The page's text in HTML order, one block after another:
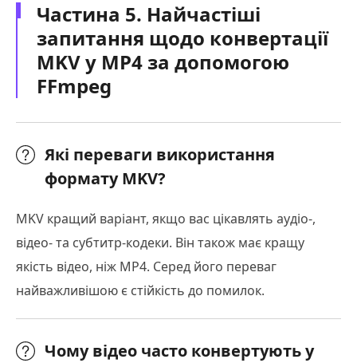
Частина 5. Найчастіші
запитання щодо конвертації
MKV у MP4 за допомогою
FFmpeg
Які переваги використання
формату MKV?
MKV кращий варіант, якщо вас цікавлять аудіо-,
відео- та субтитр-кодеки. Він також має кращу
якість відео, ніж MP4. Серед його переваг
найважливішою є стійкість до помилок.
Чому відео часто конвертують у